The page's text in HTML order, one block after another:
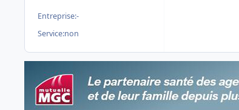
Entreprise:-
Service:non